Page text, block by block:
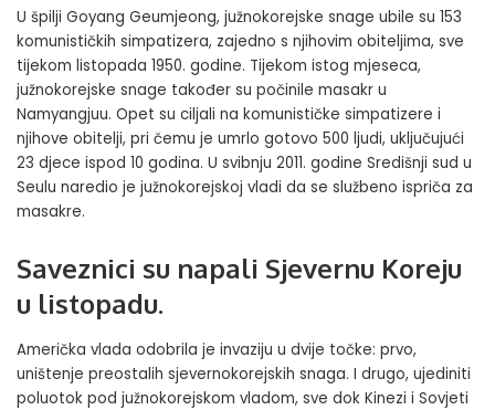
U špilji Goyang Geumjeong, južnokorejske snage ubile su 153
komunističkih simpatizera, zajedno s njihovim obiteljima, sve
tijekom listopada 1950. godine. Tijekom istog mjeseca,
južnokorejske snage također su počinile masakr u
Namyangjuu. Opet su ciljali na komunističke simpatizere i
njihove obitelji, pri čemu je umrlo gotovo 500 ljudi, uključujući
23 djece ispod 10 godina. U svibnju 2011. godine Središnji sud u
Seulu naredio je južnokorejskoj vladi da se službeno ispriča za
masakre.
Saveznici su napali Sjevernu Koreju
u listopadu.
Američka vlada odobrila je invaziju u dvije točke: prvo,
uništenje preostalih sjevernokorejskih snaga. I drugo, ujediniti
poluotok pod južnokorejskom vladom, sve dok Kinezi i Sovjeti